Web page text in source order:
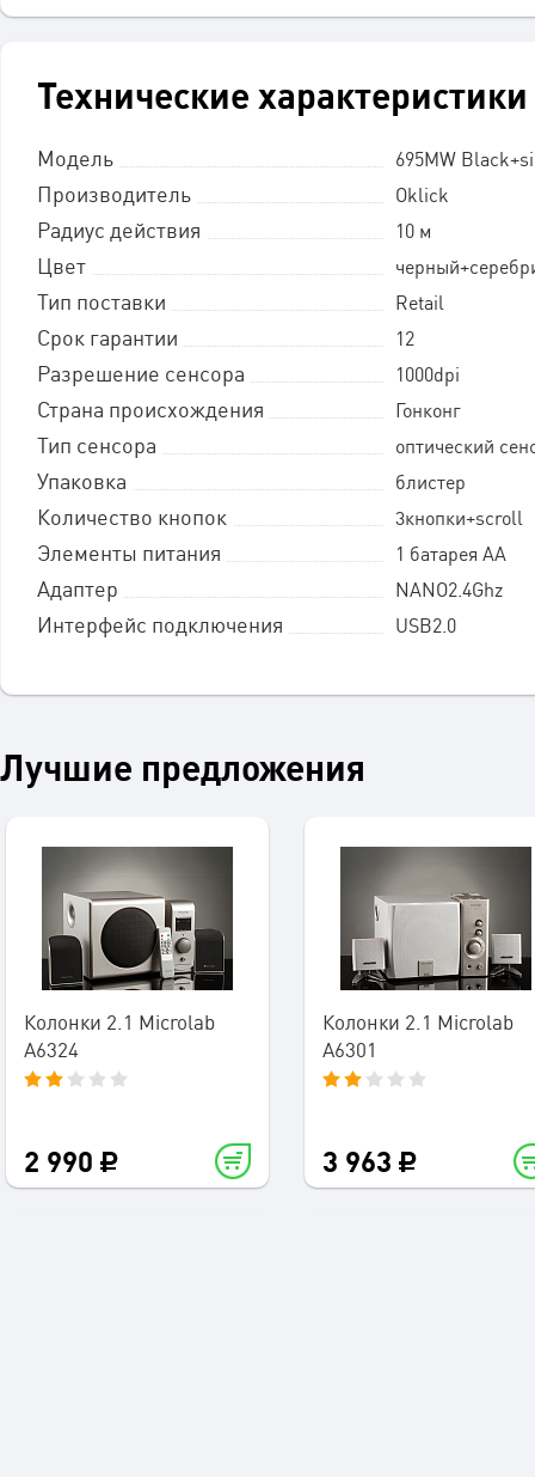
Технические характеристики
Модель 695MW
Производитель Oklick
Радиус действия 10 м
Цвет
Тип поставки Retail
Срок гарантии 12
Разрешение сенсора 1000dpi
Страна происхождения Гонконг
Тип сенсора оптический
Упаковка блистер
Количество кнопок 3кнопки+scroll
Элементы питания 1 батарея АА
Адаптер NANO2.4Ghz
Интерфейс подключения USB2.0
Лучшие предложения
Колонки 2.1 Microlab
A6324
2 990
Колонки 2.1 Microlab
A6301
3 963